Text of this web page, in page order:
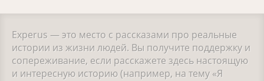
Experus — это место с рассказами про реальные
истории из жизни людей. Вы получите поддержку и
сопереживание, если расскажете здесь настоящую
и интересную историю (например, на тему «Я